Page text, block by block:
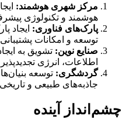
مرکز شهری هوشمند:
هوشمند و تکنولوژی
پارک‌های فناوری: ایجاد
توسعه و امکانات
صنایع نوین: تشویق به
اطلاعات، انرژی
گردشگری: توسعه
جاذبه‌های طبیعی و
چشم‌انداز آینده